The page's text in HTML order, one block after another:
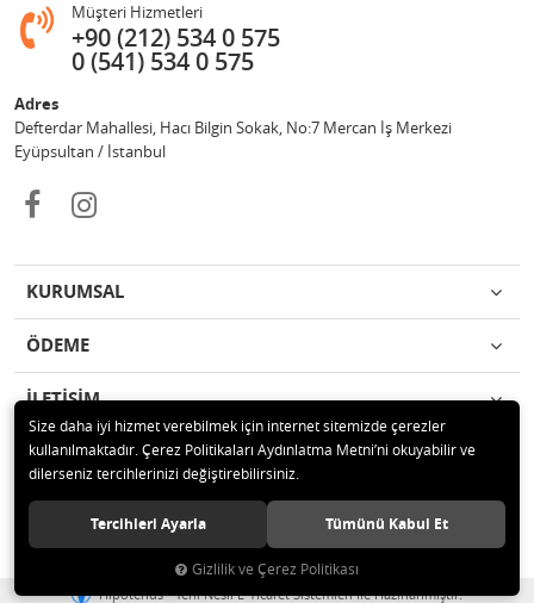
Müşteri Hizmetleri
+90 (212) 534 0 575
0 (541) 534 0 575
Adres
Defterdar Mahallesi, Hacı Bilgin Sokak, No:7 Mercan İş Merkezi
Eyüpsultan / İstanbul
KURUMSAL
ÖDEME
İLETİŞİM
© 2018 MERCAN PROFESYONEL GÜVENLİK ÜRÜNLERİ Tüm hakları
saklıdır.
Hipotenüs Yeni Nesil E-Ticaret Sistemleri ile Hazırlanmıştır.
Size daha iyi hizmet verebilmek için internet sitemizde çerezler
kullanılmaktadır. Çerez Politikaları Aydınlatma Metni’ni okuyabilir ve
dilerseniz tercihlerinizi değiştirebilirsiniz.
Tercihleri Ayarla Tümünü Kabul Et
Gizlilik ve Çerez Politikası